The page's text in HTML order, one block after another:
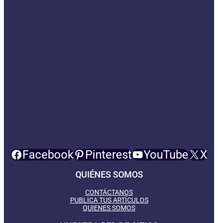
Facebook Pinterest YouTube X
QUIÉNES SOMOS
CONTÁCTANOS
PUBLICA TUS ARTÍCULOS
QUIENES SOMOS